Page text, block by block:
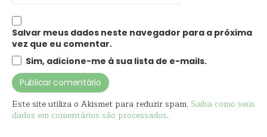
Salvar meus dados neste navegador para a próxima
vez que eu comentar.
Sim, adicione-me à sua lista de e-mails.
Este site utiliza o Akismet para reduzir spam. Saiba como seus
dados em comentários são processados.